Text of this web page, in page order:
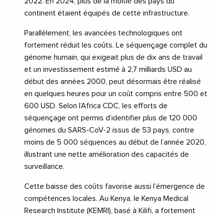
continent étaient équipés de cette infrastructure.
Parallèlement, les avancées technologiques ont
fortement réduit les coûts. Le séquençage complet du
génome humain, qui exigeait plus de dix ans de travail
et un investissement estimé à 2,7 milliards USD au
début des années 2000, peut désormais être réalisé
en quelques heures pour un coût compris entre 500 et
600 USD. Selon l’Africa CDC, les efforts de
séquençage ont permis d’identifier plus de 120 000
génomes du SARS-CoV-2 issus de 53 pays, contre
moins de 5 000 séquences au début de l’année 2020,
illustrant une nette amélioration des capacités de
surveillance.
Cette baisse des coûts favorise aussi l’émergence de
compétences locales. Au Kenya, le Kenya Medical
Research Institute (KEMRI), basé à Kilifi, a fortement